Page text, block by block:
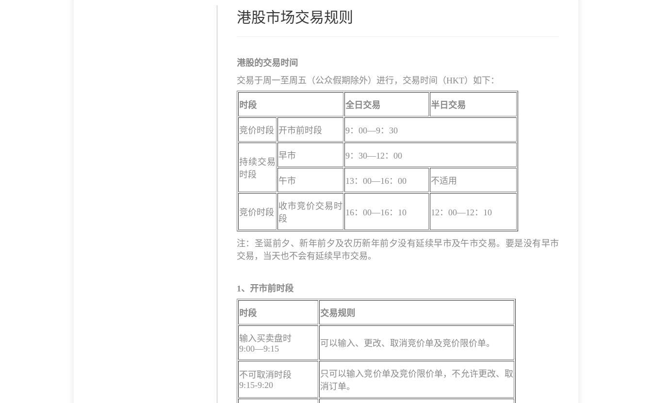
港股市场交易规则
港股的交易时间
交易于周一至周五（公众假期除外）进行，交易时间（HKT）如下：
时段 全日交易 半日交易
竞价时段 开市前时段 9：00—9：30
持续交易
时段
早市 9：30—12：00
午市 13：00—16：00 不适用
竞价时段
收市竞价交易时
段
16：00—16：10 12：00—12：10
注：圣诞前夕、新年前夕及农历新年前夕没有延续早市及午市交易。要是没有早市
交易，当天也不会有延续早市交易。
1、开市前时段
时段 交易规则
输入买卖盘时
9:00—9:15
可以输入、更改、取消竞价单及竞价限价单。
不可取消时段
9:15-9:20
只可以输入竞价单及竞价限价单，不允许更改、取
消订单。